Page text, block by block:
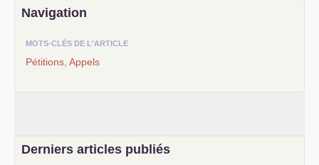
Navigation
MOTS-CLÉS DE L'ARTICLE
Pétitions, Appels
Derniers articles publiés